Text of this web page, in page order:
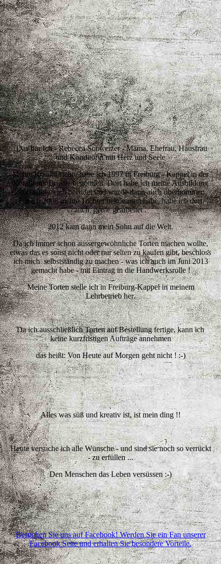
_MGL4415
Das bin Ich - Rebecca Schweizer - Mama, Ehefrau, Hausfrau
und Konditorin mit Herz und Seele
Meine Konditorlehre habe ich 1997 in Freiburg - Kappel in der
Konditorei Brüstle begonnen. Dort habe ich meine Ausbildung
2000 erfolgreich beendet und wurde dann auch übernommen.
Bis ich 2008 meine Tochter bekommen habe, habe ich dort
auch gerne gearbeitet .
2012 kam dann mein Sohn auf die Welt.
Da ich immer schon aussergewöhnliche Torten machen wollte,
etwas das es sonst nicht oder nur selten zu kaufen gibt, beschloss
ich mich selbstständig zu machen - was ich auch im Juni 2013
gemacht habe - mit Eintrag in die Handwerksrolle !
Meine Torten stelle ich in Freiburg-Kappel in meinem
Lehrbetrieb her.
Da ich ausschließlich Torten auf Bestellung fertige, kann ich
keine kurzfristigen Aufträge annehmen
das heißt: Von Heute auf Morgen geht nicht ! :-)
.
Alles was süß und kreativ ist, ist mein ding !!
Heute versuche ich alle Wünsche - und sind sie noch so verrückt
- zu erfüllen ...
Den Menschen das Leben versüssen :-)
Besuchen Sie uns auf Facebook! Werden Sie ein Fan unserer
Facebook Seite und erhalten Sie besondere Vorteile.